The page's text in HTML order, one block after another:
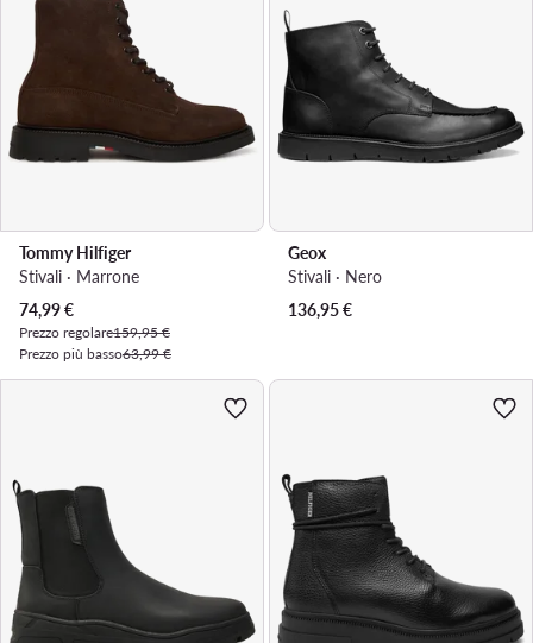
Tommy Hilfiger
Stivali · Marrone
Prezzo attuale
74,99€
Prezzo regolare159,95 €
Prezzo più basso63,99 €
Geox
Stivali · Nero
136,95€